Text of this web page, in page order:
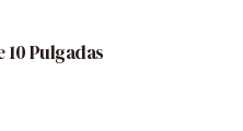
Pulgadas